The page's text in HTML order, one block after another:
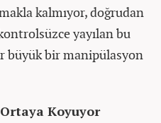
kalmıyor, doğrudan
yayılan bu
büyük bir manipülasyon
Koyuyor